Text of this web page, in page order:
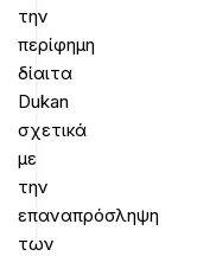
την
περίφημη
δίαιτα
Dukan
σχετικά
με
την
επαναπρόσληψη
των